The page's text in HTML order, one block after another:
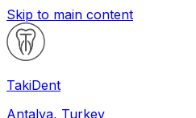
Skip to main content
TakiDent
Antalya, Turkey